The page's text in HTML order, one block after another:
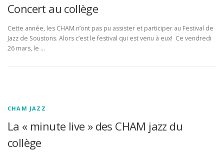
Concert au collège
Cette année, les CHAM n’ont pas pu assister et participer au Festival de
Jazz de Soustons. Alors c’est le festival qui est venu à eux! Ce vendredi
26 mars, le …
CHAM JAZZ
La « minute live » des CHAM jazz du
collège